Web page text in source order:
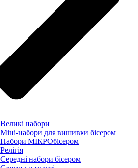
Великі набори
Міні-набори для вишивки бісером
Набори МІКРОбісером
Релігія
Середні набори бісером